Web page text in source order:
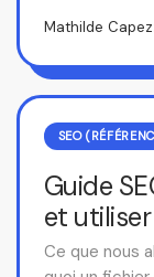
Mathilde
SEO
Guide
et
Ce que nous